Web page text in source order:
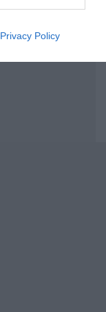
Privacy Policy